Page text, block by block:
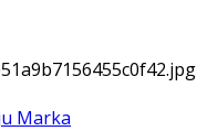
Marka